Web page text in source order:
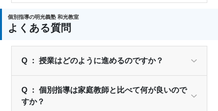
個別指導の明光義塾 和光教室
よくある質問
Q ： 授業はどのように進めるのですか？
Q ： 個別指導は家庭教師と比べて何が良いので
すか？